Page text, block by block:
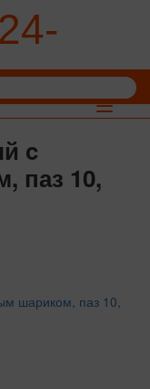
Toggle
c
паз 10,
шариком, паз 10,